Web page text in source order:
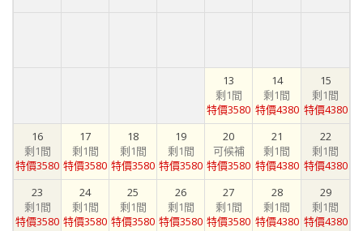
13
剩1間
特價3580
14
剩1間
特價4380
15
剩1間
特價4380
16
剩1間
特價3580
17
剩1間
特價3580
18
剩1間
特價3580
19
剩1間
特價3580
20
可候補
特價3580
21
剩1間
特價4380
22
剩1間
特價4380
23
剩1間
特價3580
24
剩1間
特價3580
25
剩1間
特價3580
26
剩1間
特價3580
27
剩1間
特價3580
28
剩1間
特價4380
29
剩1間
特價4380